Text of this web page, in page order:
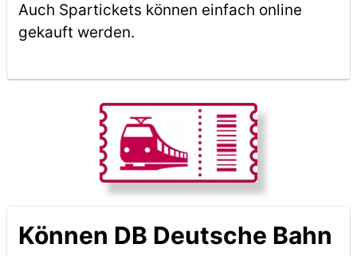
Auch Spartickets können einfach online
gekauft werden.
Können DB Deutsche Bahn